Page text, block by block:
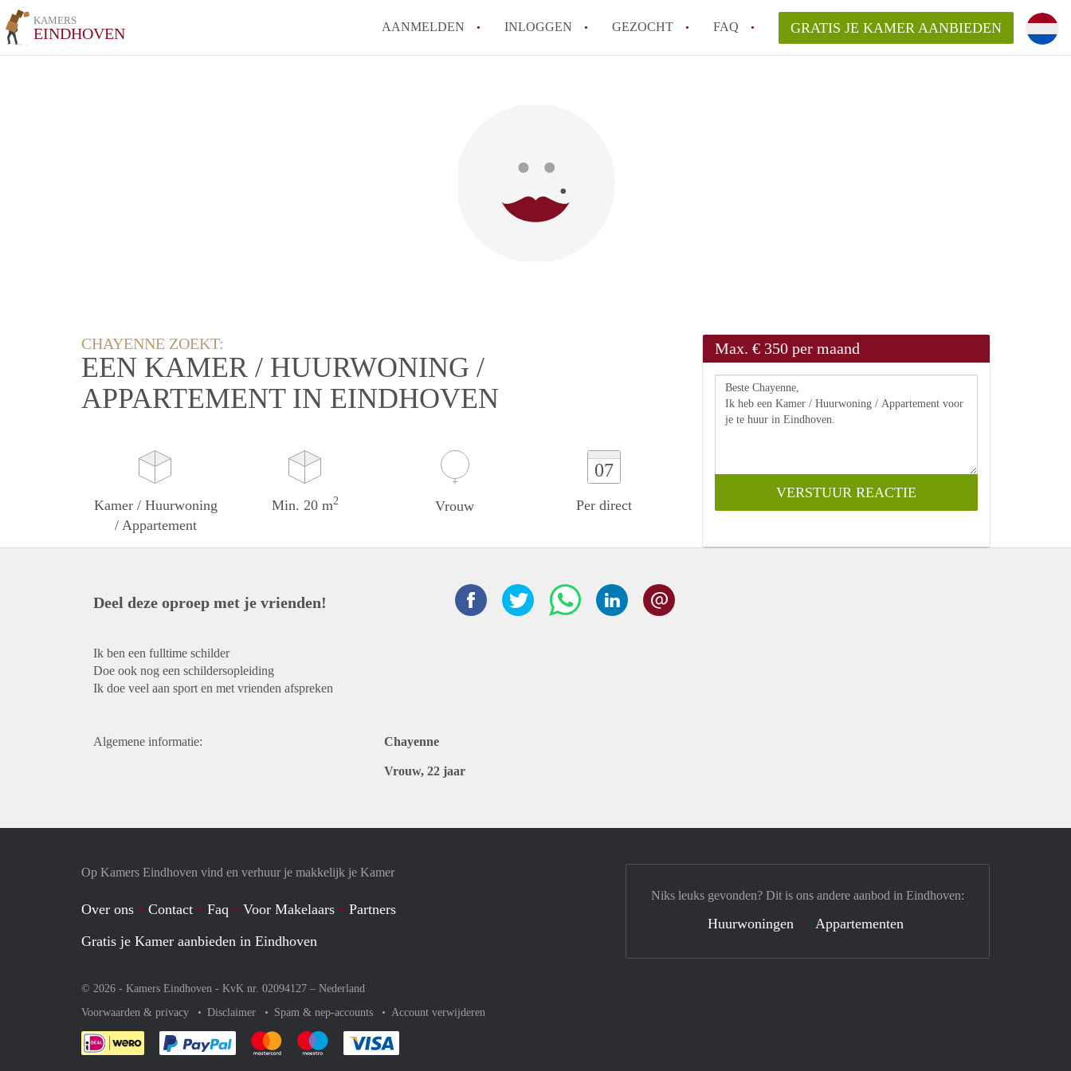
KAMERS
EINDHOVEN AANMELDEN INLOGGEN GEZOCHT FAQ GRATIS JE KAMER AANBIEDEN
CHAYENNE ZOEKT:
EEN KAMER / HUURWONING /
APPARTEMENT IN EINDHOVEN
Kamer / Huurwoning
/ Appartement
Min. 20 m2 Vrouw
07
Per direct
Max. € 350 per maand
Deel deze oproep met je vrienden!
Ik ben een fulltime schilder
Doe ook nog een schildersopleiding
Ik doe veel aan sport en met vrienden afspreken
Algemene informatie: Chayenne
Vrouw, 22 jaar
Op Kamers Eindhoven vind en verhuur je makkelijk je Kamer
Over ons Contact Faq Voor Makelaars
Partners
Gratis je Kamer aanbieden in Eindhoven
© 2026 - Kamers Eindhoven - KvK nr. 02094127 – Nederland
Voorwaarden & privacy
Disclaimer Spam & nep-accounts Account verwijderen
Je rekent gemakkelijk af met Paypal
Je rekent gemakkelijk af met Mastercard
Je rekent gemakkelijk af met Meastro
Niks leuks gevonden? Dit is ons andere aanbod in Eindhoven:
Huurwoningen Appartementen